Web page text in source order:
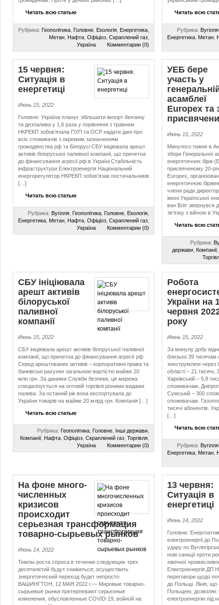
Читать всю статью
Рубрика: Геополітика Головне Екологія Енергетика
Метан Нафта Офіціоз Скраплений газ
Україна
Комментарии (0)
Читать всю
Рубрика: Вугілля
Енергетика Метан
15 червня:
Ситуація в
енергетиці
Июнь 15, 2022
Головне: Україна планує збільшити імпорт бензину
та дизпалива у 1,6 раза у порівнянні з травнем
НКРЕКП зобов’язала ПУП та ОСР надати дані про
всіх споживачів з окремим зазначенням
громадянства рф та Білорусі СБУ ініціювала арешт
активів білоруської паливної компанії, що причетна
до фінансування агресії рф в Україні Стабільність
інфраструктури Електроенергія Національний
енергорегулятор НКРЕКП зобов’язав постачальників
[…]
Читать всю статью
Рубрика: Вугілля Геополітика Головне Екологія
Енергетика Метан Нафта Офіціоз Скраплений газ
Україна
Комментарии (0)
УЕБ бере
участь у
асамблеї
Europex та
Июнь 15, 2022
Минулого тижня в
збори Генеральної
енергетичних бірж
присвяченому 20-
Europex,
енергетичною
члени ради
імені Української
ван Вліт звернувся
зв’язку з війною в
Читать всю
Рубрика:
держави Компанії
СБУ ініціювала
арешт активів
білоруської
паливної
компанії
Июнь 15, 2022
СБУ ініціювала арешт активів білоруської паливної
компанії, що причетна до фінансування агресії рф
Серед арештованих активів – корпоративні права та
банківські рахунки загальною вартістю майже 20
млн грн. За даними Служби безпеки, ця мережа
спеціалізується на оптовій торгівлі різними видами
палива. За останній рік вона експортувала до
України товарів на майже 20 млрд грн. Компанія […]
Читать всю статью
Рубрика: Геополітика Головне Інші держави
Компанії Нафта Офіціоз Скраплений газ Торгівля
Україна
Комментарии (0)
Робота
України на
червня
року
Июнь 15, 2022
За минулу добу
близько 39 тисячам
знеструмлені через
області – 21 тисячі,
Харківській – 5,8
споживачам,
Сумській – 300
споживачам.
тисячі абонентів.
[…]
Читать всю
Рубрика: Вугілля
Енергетика Метан
На фоне мно­го­
чис­лен­ных
кризисов
происходит
серьезная трансформация
товарно-сырьевых рынков
Июнь 14, 2022
Темпы роста спроса в течение следующих трех
десятилетий будут снижаться; осуществить
энергетический переход будет непросто
ВАШИНГТОН, 12 МАЯ 2022 г.— Мировые товарно-
сырьевые рынки претерпевают серьезные
изменения, обусловленные COVID-19, войной на
13 червня:
Ситуація в
енергетиці
Июнь 14, 2022
Головне:
електроенергії до
удару по
нові санкції проти
хімічної
Електроенергія ДП
переговори щодо
до Польщі. Лінія,
Польщею, дозволяє
електроенергію під